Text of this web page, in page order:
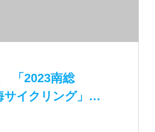
「2023南総
イクリング」詳